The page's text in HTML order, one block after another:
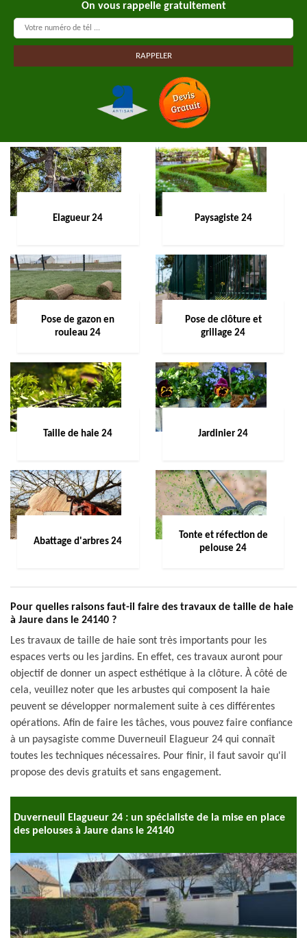
On vous rappelle gratuitement
Elagueur 24 Paysagiste 24
Pose de gazon en
rouleau 24
Pose de clôture et
grillage 24
Taille de haie 24 Jardinier 24
Abattage d'arbres 24
Tonte et réfection de
pelouse 24
Pour quelles raisons faut-il faire des travaux de taille de haie
à Jaure dans le 24140 ?
Les travaux de taille de haie sont très importants pour les
espaces verts ou les jardins. En effet, ces travaux auront pour
objectif de donner un aspect esthétique à la clôture. À côté de
cela, veuillez noter que les arbustes qui composent la haie
peuvent se développer normalement suite à ces différentes
opérations. Afin de faire les tâches, vous pouvez faire confiance
à un paysagiste comme Duverneuil Elagueur 24 qui connaît
toutes les techniques nécessaires. Pour finir, il faut savoir qu'il
propose des devis gratuits et sans engagement.
Duverneuil Elagueur 24 : un spécialiste de la mise en place
des pelouses à Jaure dans le 24140